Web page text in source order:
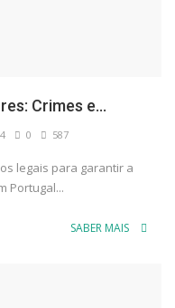
Crimes e...
0 587
legais para garantir a
Portugal...
SABER MAIS